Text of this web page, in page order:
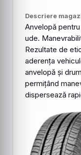
Descriere
Anvelopă
ude.
Rezultate de
aderența
anvelopă și
permițând
dispersează